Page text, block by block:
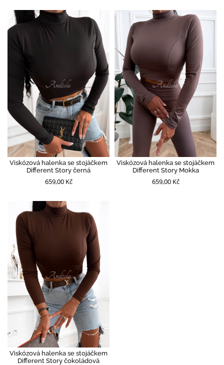
Viskózová halenka se stojáčkem
Different Story černá
659,00 Kč
Viskózová halenka se stojáčkem
Different Story Mokka
659,00 Kč
Viskózová halenka se stojáčkem
Different Story čokoládová